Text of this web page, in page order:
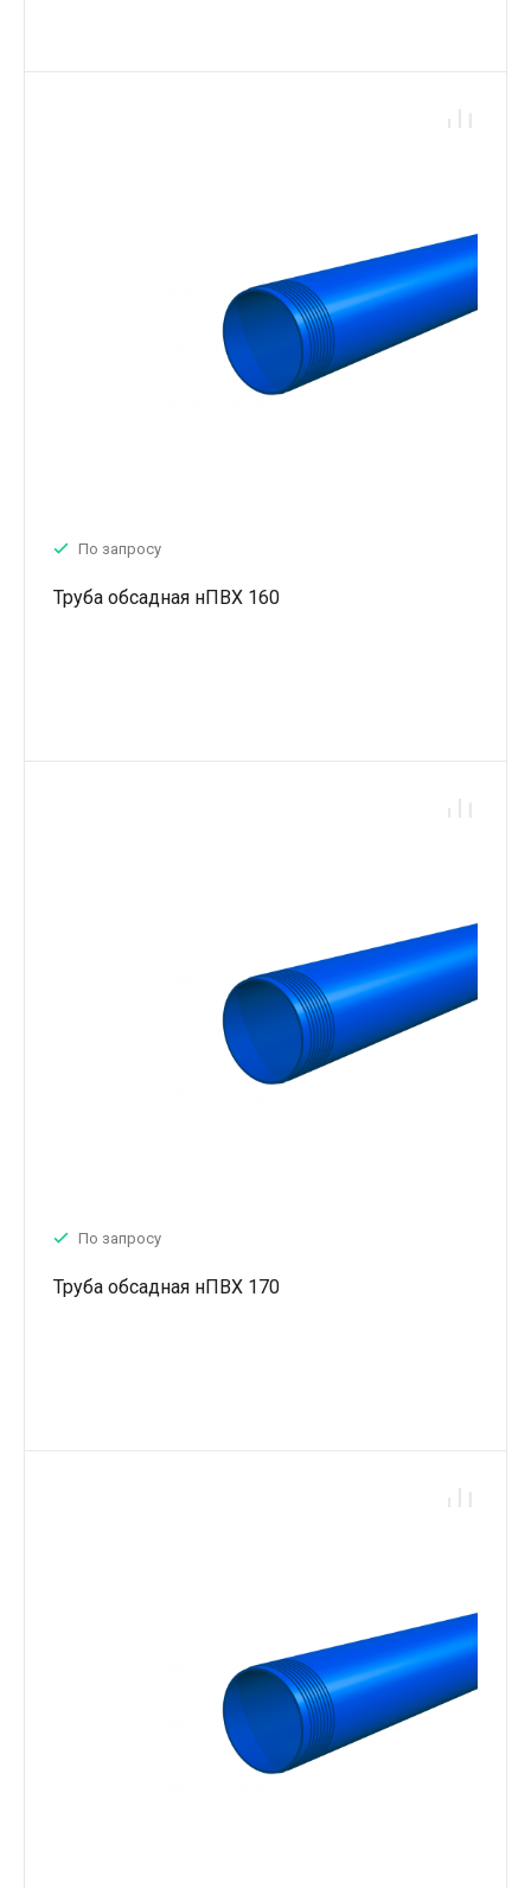
По запросу
Труба обсадная нПВХ 160
По запросу
Труба обсадная нПВХ 170